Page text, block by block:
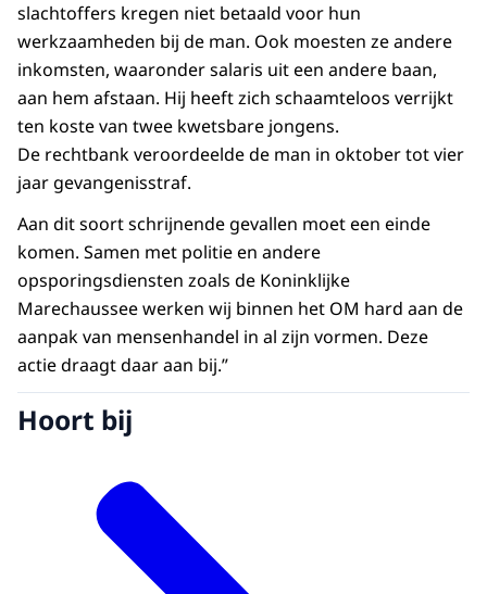
slachtoffers kregen niet betaald voor hun
werkzaamheden bij de man. Ook moesten ze andere
inkomsten, waaronder salaris uit een andere baan,
aan hem afstaan. Hij heeft zich schaamteloos verrijkt
ten koste van twee kwetsbare jongens.
De rechtbank veroordeelde de man in oktober tot vier
jaar gevangenisstraf.
Aan dit soort schrijnende gevallen moet een einde
komen. Samen met politie en andere
opsporingsdiensten zoals de Koninklijke
Marechaussee werken wij binnen het OM hard aan de
aanpak van mensenhandel in al zijn vormen. Deze
actie draagt daar aan bij.”
Hoort bij